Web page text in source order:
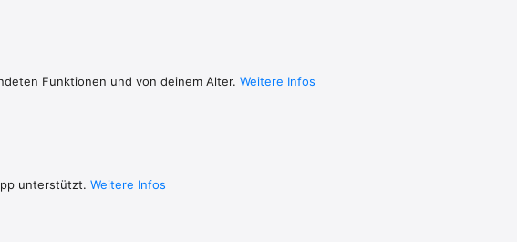
Funktionen und von deinem Alter. Weitere Infos
unterstützt. Weitere Infos